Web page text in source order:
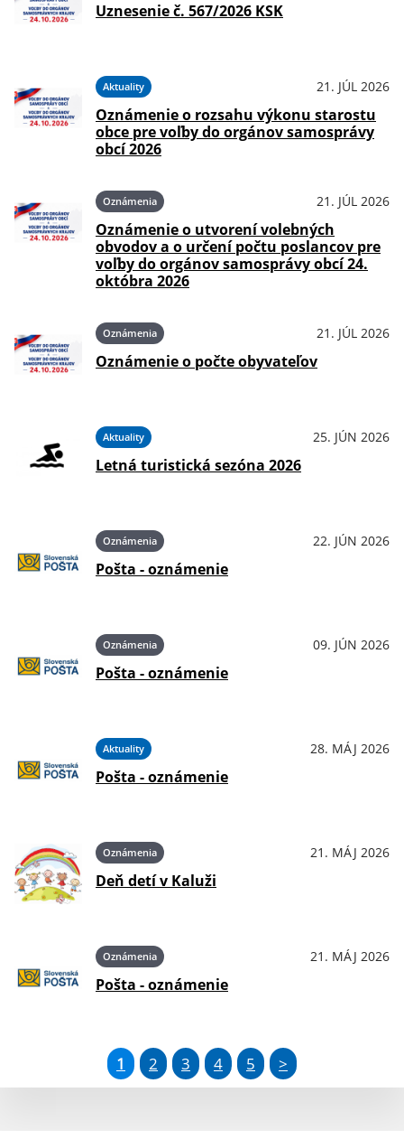
Uznesenie č. 567/2026 KSK
Aktuality 21. JÚL 2026
Oznámenie o rozsahu výkonu starostu
obce pre voľby do orgánov samosprávy
obcí 2026
Oznámenia 21. JÚL 2026
Oznámenie o utvorení volebných
obvodov a o určení počtu poslancov pre
voľby do orgánov samosprávy obcí 24.
októbra 2026
Oznámenia 21. JÚL 2026
Oznámenie o počte obyvateľov
Aktuality 25. JÚN 2026
Letná turistická sezóna 2026
Oznámenia 22. JÚN 2026
Pošta - oznámenie
Oznámenia 09. JÚN 2026
Pošta - oznámenie
Aktuality 28. MÁJ 2026
Pošta - oznámenie
Oznámenia 21. MÁJ 2026
Deň detí v Kaluži
Oznámenia 21. MÁJ 2026
Pošta - oznámenie
1 2 3 4 5 >